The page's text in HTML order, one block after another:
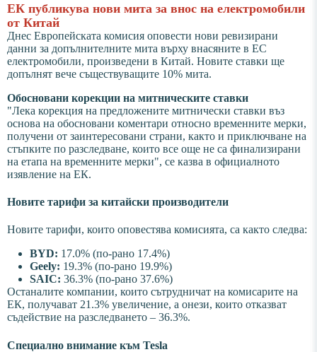
ЕК публикува нови мита за внос на електромобили
от Китай
Днес Европейската комисия оповести нови ревизирани
данни за допълнителните мита върху внасяните в ЕС
електромобили, произведени в Китай. Новите ставки ще
допълнят вече съществуващите 10% мита.
Обосновани корекции на митническите ставки
"Лека корекция на предложените митнически ставки въз
основа на обосновани коментари относно временните мерки,
получени от заинтересовани страни, както и приключване на
стъпките по разследване, които все още не са финализирани
на етапа на временните мерки", се казва в официалното
изявление на ЕК.
Новите тарифи за китайски производители
Новите тарифи, които оповестява комисията, са както следва:
BYD: 17.0% (по-рано 17.4%)
Geely: 19.3% (по-рано 19.9%)
SAIC: 36.3% (по-рано 37.6%)
Останалите компании, които сътрудничат на комисарите на
ЕК, получават 21.3% увеличение, а онези, които отказват
съдействие на разследването – 36.3%.
Специално внимание към Tesla